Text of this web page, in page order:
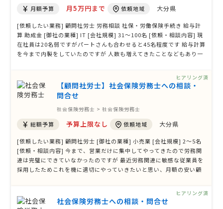
月額予算 月5万円まで 依頼地域 大分県
[依頼したい業務] 顧問社労士 労務相談 社保・労働保険手続き 給与計
算 助成金 [御社の業種] IT [会社規模] 31〜100名 [依頼・相談内容] 現
在社員は20名弱ですがパートさんも合わせると45名程度です 給与計算
を今まで内製をしていたのですが 人数も増えてきたことなどもあり一
いただいて …
【顧問社労士】社会保険労務士への相談・
問合せ
社会保険労務士 > 社会保険労務士
総額予算 予算上限なし 依頼地域 大分県
[依頼したい業務] 顧問社労士 [御社の業種] 小売業 [会社規模] 2〜5名
[依頼・相談内容] 今まで、営業だけに集中してやってきたので労務関
連は完璧にできていなかったのですが 最近労務関連に敏感な従業員を
採用したためこれを機に適切にやっていきたいと思い、月額の安い顧
ヒアリング済
社会保険労務士への相談・問合せ
ヒアリング済